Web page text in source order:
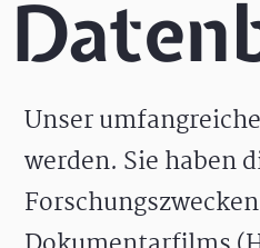
Unser
werden. Sie haben